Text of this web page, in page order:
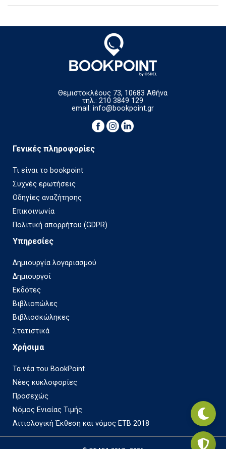
Θεμιστοκλέους 73, 10683 Αθήνα
τηλ.: 210 3849 129
email:info@bookpoint.gr
Γενικές πληροφορίες
Τι είναι το bookpoint
Συχνές ερωτήσεις
Οδηγίες αναζήτησης
Επικοινωνία
Πολιτική απορρήτου (GDPR)
Υπηρεσίες
Δημιουργία λογαριασμού
Δημιουργοί
Εκδότες
Βιβλιοπώλες
Βιβλιοσκώληκες
Στατιστικά
Χρήσιμα
Τα νέα του BookPoint
Νέες κυκλοφορίες
Προσεχώς
Νόμος Ενιαίας Τιμής
Αιτιολογική Έκθεση και νόμος ΕΤΒ 2018